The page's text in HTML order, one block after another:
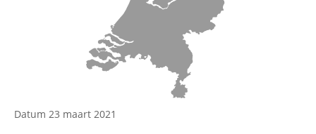
Datum 23 maart 2021